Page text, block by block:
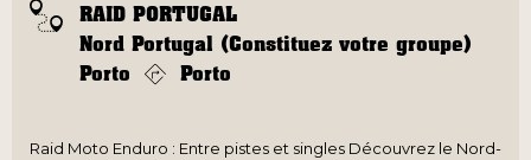
RAID PORTUGAL
Nord Portugal (Constituez votre groupe)
Porto
Porto
Raid Moto Enduro : Entre pistes et singles Découvrez le Nord-